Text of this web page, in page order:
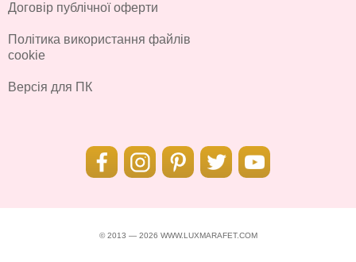
Договір публічної оферти
Політика використання файлів
cookie
Версія для ПК
© 2013 — 2026 WWW.LUXMARAFET.COM